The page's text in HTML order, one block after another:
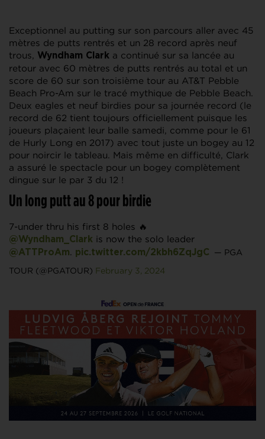
Exceptionnel au putting sur son parcours aller avec 45
mètres de putts rentrés et un 28 record après neuf
trous, Wyndham Clark a continué sur sa lancée au
retour avec 60 mètres de putts rentrés au total et un
score de 60 sur son troisième tour au AT&T Pebble
Beach Pro-Am sur le tracé mythique de Pebble Beach.
Deux eagles et neuf birdies pour sa journée record (le
record de 62 tient toujours officiellement puisque les
joueurs plaçaient leur balle samedi, comme pour le 61
de Hurly Long en 2017) avec tout juste un bogey au 12
pour noircir le tableau. Mais même en difficulté, Clark
a assuré le spectacle pour un bogey complètement
dingue sur le par 3 du 12 !
Un long putt au 8 pour birdie
7-under thru his first 8 holes 🔥
@Wyndham_Clark is now the solo leader
@ATTProAm. pic.twitter.com/2kbh6ZqJgC — PGA
TOUR (@PGATOUR) February 3, 2024